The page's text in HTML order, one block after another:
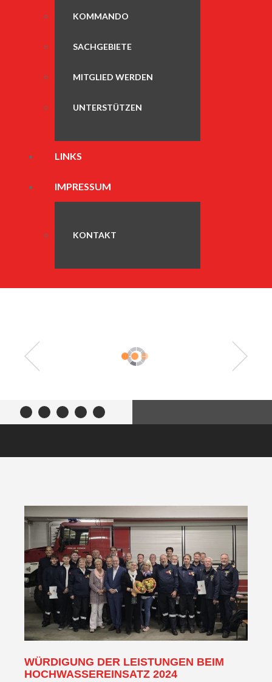
KOMMANDO
SACHGEBIETE
MITGLIED WERDEN
UNTERSTÜTZEN
LINKS
IMPRESSUM
KONTAKT
WÜRDIGUNG DER LEISTUNGEN BEIM
HOCHWASSEREINSATZ 2024